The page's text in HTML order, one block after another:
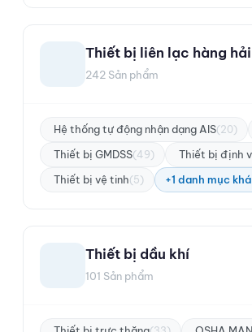
Thiết bị liên lạc hàng hải
242 Sản phẩm
Hệ thống tự động nhận dạng AIS(20)
Thiết bị GMDSS(49) Thiết bị định
Thiết bị vệ tinh(5) +1 danh mục
Thiết bị dầu khí
101 Sản phẩm